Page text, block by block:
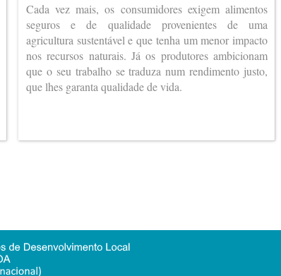
Cada vez mais, os consumidores exigem alimentos
seguros e de qualidade provenientes de uma
agricultura sustentável e que tenha um menor impacto
nos recursos naturais. Já os produtores ambicionam
que o seu trabalho se traduza num rendimento justo,
que lhes garanta qualidade de vida.